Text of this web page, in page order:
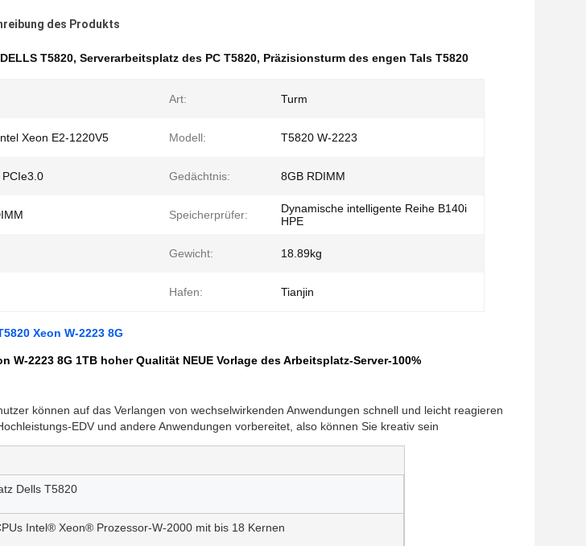
des Produkts
T5820, Serverarbeitsplatz des PC T5820, Präzisionsturm des engen Tals T5820
Art: Turm
Xeon E2-1220V5 Modell: T5820 W-2223
Gedächtnis: 8GB RDIMM
Speicherprüfer:
Dynamische intelligente Reihe B140i
HPE
Gewicht: 18.89kg
Hafen: Tianjin
Xeon W-2223 8G
W-2223 8G 1TB hoher Qualität NEUE Vorlage des Arbeitsplatz-Server-100%
können auf das Verlangen von wechselwirkenden Anwendungen schnell und leicht reagieren
EDV und andere Anwendungen vorbereitet, also können Sie kreativ sein
Dells T5820
Intel® Xeon® Prozessor-W-2000 mit bis 18 Kernen